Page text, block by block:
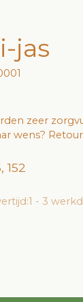
jas
zeer
wens?
152
- 3